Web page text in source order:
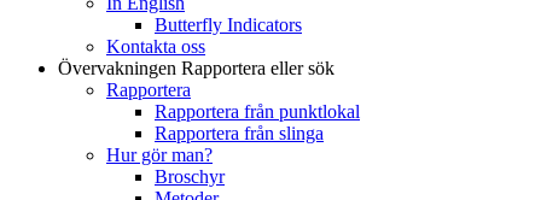
Butterfly Indicators
Kontakta oss
Övervakningen Rapportera eller sök
Rapportera
Rapportera från punktlokal
Rapportera från slinga
Hur gör man?
Broschyr